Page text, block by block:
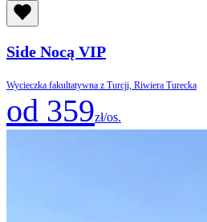
Side Nocą VIP
Wycieczka fakultatywna z Turcji, Riwiera Turecka
od 359zł/os.